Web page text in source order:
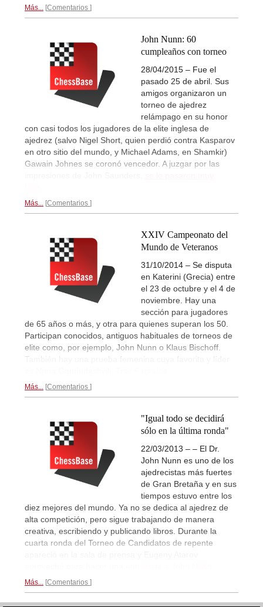
Más... Comentarios
John Nunn: 60
cumpleaños con torneo
28/04/2015 – Fue el
pasado 25 de abril. Sus
amigos organizaron un
torneo de ajedrez
relámpago en su honor
con casi todos los jugadores de la elite inglesa de
ajedrez (salvo Nigel Short, quien perdió contra Kasparov
en otro sitio del mundo, y Michael Adams, en Shamkir)
Gawain Johnes se coronó vencedor. A juzgar por las
Más... Comentarios
XXIV Campeonato del
Mundo de Veteranos
31/10/2014 – Se disputa
en Katerini (Grecia) entre
el 23 de octubre y el 4 de
noviembre. Hay una
sección para jugadores
de 65 años o más, y otra para quienes superan los 50.
Participan conocidos, antiguos habituales de torneos de
elite como, por ejemplo, John Nunn o Klaus Bischoff.
También hay una prueba femenina cuya favorita y líder
Más... Comentarios
"Igual todo se decidirá
sólo en la última ronda"
22/03/2013 – – El Dr.
John Nunn es uno de los
ajedrecistas más fuertes
de Gran Bretaña y en sus
tiempos estuvo entre los
diez mejores del mundo. Ya no se dedica al ajedrez de
alta competición, pero sigue trabajando de manera
creativa, escribiendo y publicando libros. Durante la
cuarta ronda del Torneo de Candidatos de repente
Más... Comentarios